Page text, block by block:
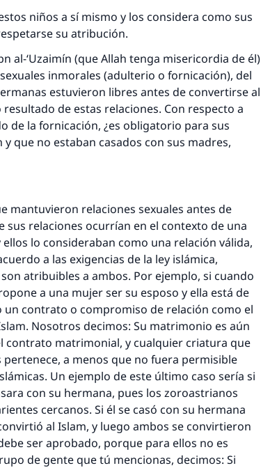
niños a sí mismo y los considera como sus
su atribución.
al-‘Uzaimín (que Allah tenga misericordia de él)
inmorales (adulterio o fornicación), del
estuvieron libres antes de convertirse al
de estas relaciones. Con respecto a
de la fornicación, ¿es obligatorio para sus
que no estaban casados con sus madres,
mantuvieron relaciones sexuales antes de
sus relaciones ocurrían en el contexto de una
lo consideraban como una relación válida,
a las exigencias de la ley islámica,
atribuibles a ambos. Por ejemplo, si cuando
a una mujer ser su esposo y ella está de
contrato o compromiso de relación como el
Nosotros decimos: Su matrimonio es aún
contrato matrimonial, y cualquier criatura que
a menos que no fuera permisible
Un ejemplo de este último caso sería si
con su hermana, pues los zoroastrianos
cercanos. Si él se casó con su hermana
al Islam, y luego ambos se convirtieron
ser aprobado, porque para ellos no es
de gente que tú mencionas, decimos: Si